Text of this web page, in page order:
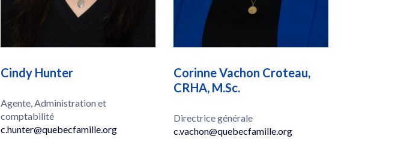
Cindy Hunter
Agente, Administration et
comptabilité
c.hunter@quebecfamille.org
Corinne Vachon Croteau,
CRHA, M.Sc.
Directrice générale
c.vachon@quebecfamille.org